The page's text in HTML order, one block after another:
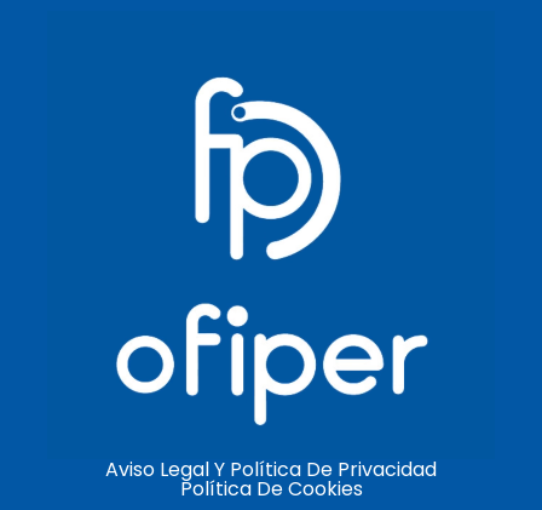
Aviso Legal Y Política De Privacidad
Política De Cookies